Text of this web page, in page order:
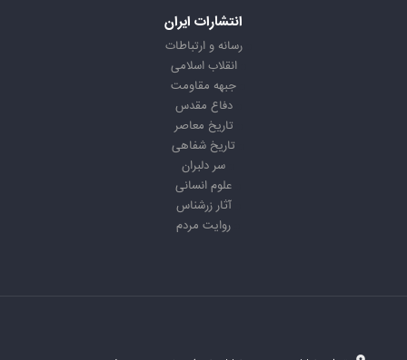
انتشارات ایران
رسانه و ارتباطات
انقلاب اسلامی
جبهه مقاومت
دفاع مقدس
تاریخ معاصر
تاریخ شفاهی
سر دلبران
علوم انسانی
آثار زرشناس
روایت مردم